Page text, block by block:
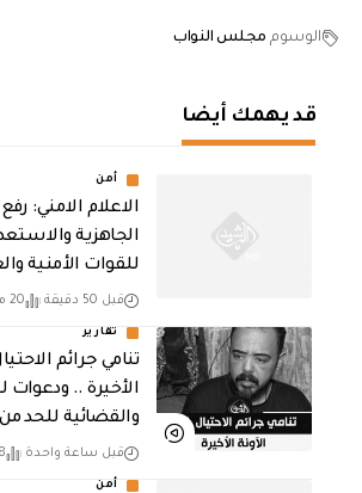
الوسوم مجلس النواب
قد يهمك أيضا
أمن
الاعلام الامني:
الجاهزية
للقوات الأمنية
قبل 50 دقيقة 20 مشاهدات
تقارير
تنامي جرائم
الأخيرة .. ودعوات
والقضائية للحد
قبل ساعة واحدة 8 مشاهدات
أمن